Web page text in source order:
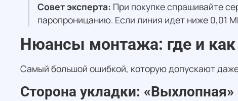
Совет эксперта: При покупке спрашивайте
паропроницанию. Если линия идет ниже 0,01
Нюансы монтажа: где и как
Самый большой ошибкой, которую допускают
Сторона укладки: